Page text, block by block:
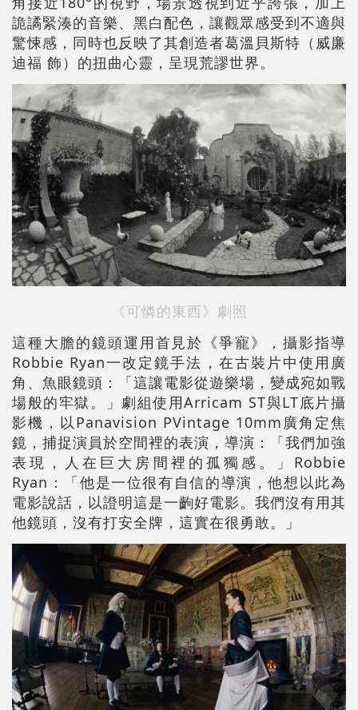
詭譎緊湊的音樂、黑白配色，讓觀眾感受到不適與
驚悚感，同時也反映了其創造者葛溫貝斯特（威廉
迪福 飾）的扭曲心靈，呈現荒謬世界。
《可憐的東西》劇照
這種大膽的鏡頭運用首見於《爭寵》，攝影指導
Robbie Ryan一改定鏡手法，在古裝片中使用廣
角、魚眼鏡頭：「這讓電影從遊樂場，變成宛如戰
場般的牢獄。」劇組使用Arricam ST與LT底片攝
影機，以Panavision PVintage 10mm廣角定焦
鏡，捕捉演員於空間裡的表演，導演：「我們加強
表現，人在巨大房間裡的孤獨感。」Robbie
Ryan：「他是一位很有自信的導演，他想以此為
電影說話，以證明這是一齣好電影。我們沒有用其
他鏡頭，沒有打安全牌，這實在很勇敢。」